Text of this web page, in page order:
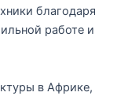
благодаря
работе и
в Африке,